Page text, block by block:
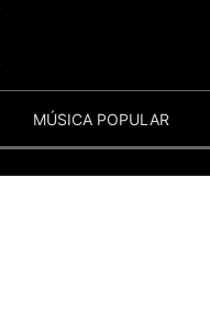
MÚSICA POPULAR